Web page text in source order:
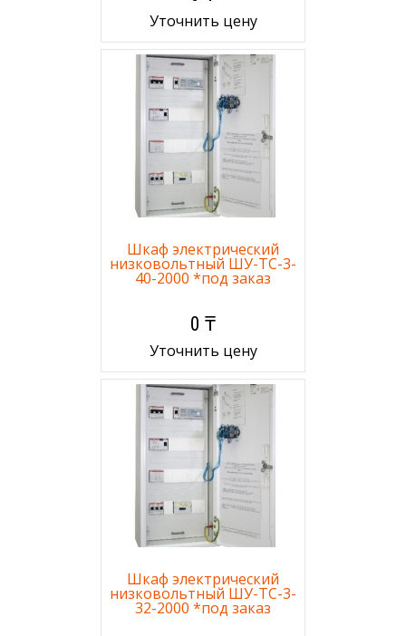
Уточнить цену
Шкаф электрический
низковольтный ШУ-ТС-3-
40-2000 *под заказ
0 ₸
Уточнить цену
Шкаф электрический
низковольтный ШУ-ТС-3-
32-2000 *под заказ